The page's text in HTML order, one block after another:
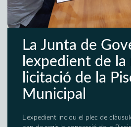
La Junta de
lexpedient de
licitació de la
Municipal
L'expedient inclou el plec de